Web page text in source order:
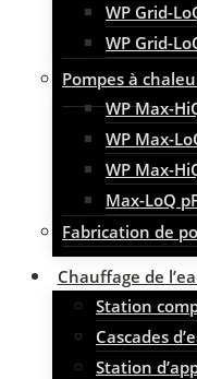
WP Grid-
WP Grid-
Pompes à
WP Max-
WP Max-
WP Max-
Max-LoQ
Fabrication de
Chauffage de
Station
Cascades
Station